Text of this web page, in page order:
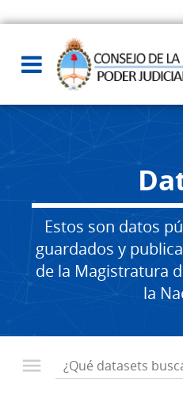
Estos son datos
guardados y
de la Magistratura
la